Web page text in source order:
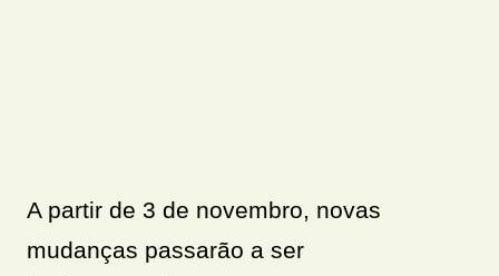
A partir de 3 de novembro, novas
mudanças passarão a ser